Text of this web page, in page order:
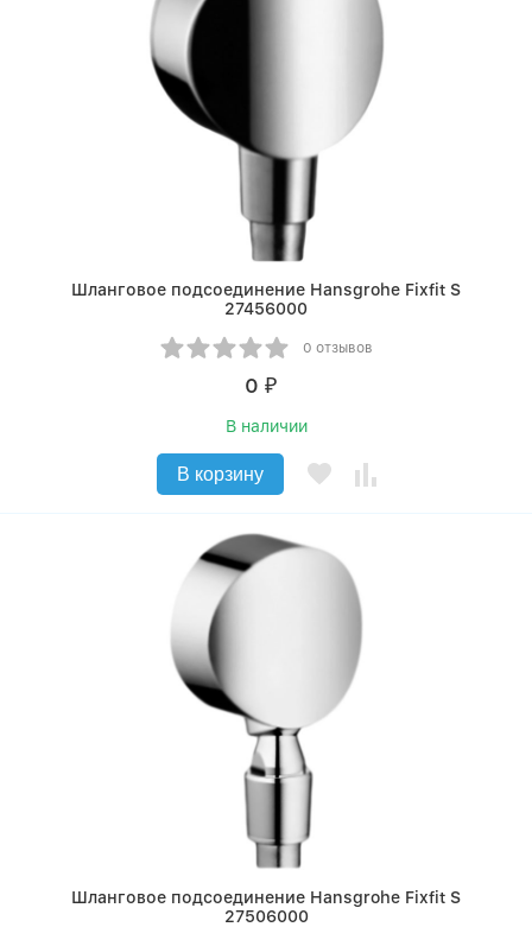
Шланговое подсоединение Hansgrohe Fixfit S
27456000
0 отзывов
0 ₽
В наличии
В корзину
Шланговое подсоединение Hansgrohe Fixfit S
27506000